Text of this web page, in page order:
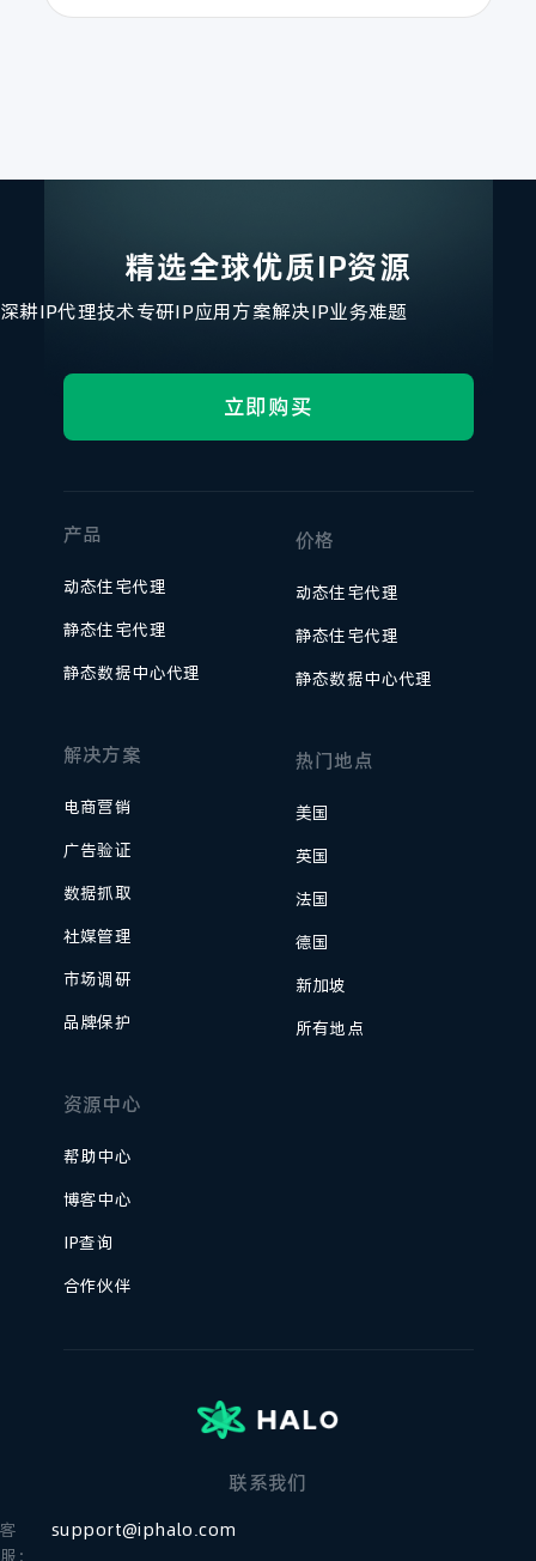
精选全球优质IP资源
深耕IP代理技术专研IP应用方案解决IP业务难题
立即购买
产品
动态住宅代理
静态住宅代理
静态数据中心代理
价格
动态住宅代理
静态住宅代理
静态数据中心代理
解决方案
电商营销
广告验证
数据抓取
社媒管理
市场调研
品牌保护
热门地点
美国
英国
法国
德国
新加坡
所有地点
资源中心
帮助中心
博客中心
IP查询
合作伙伴
联系我们
客
服：
support@iphalo.com